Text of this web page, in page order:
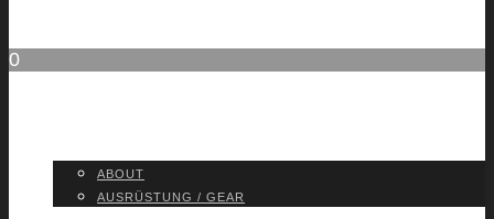
0
ABOUT
AUS­RÜS­TUNG / GEAR